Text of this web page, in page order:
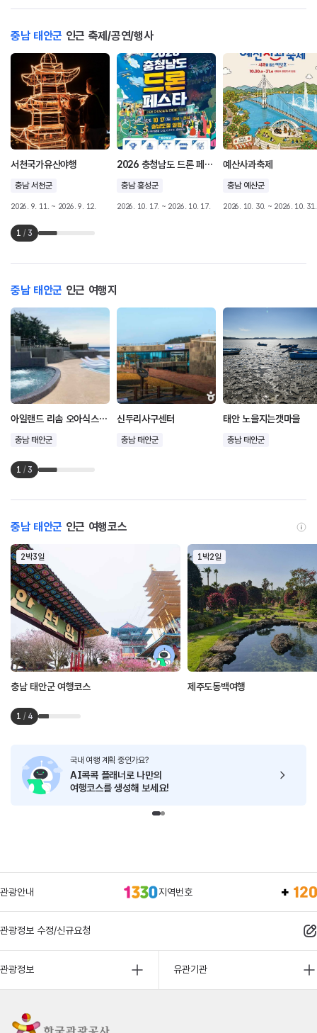
충남 태안군 인근 축제/공연/행사
서천국가유산야행
충남 서천군
2026. 9. 11. ~ 2026. 9. 12.
2026 충청남도 드론 페스타
충남 홍성군
2026. 10. 17. ~ 2026. 10. 17.
예산사과축제
충남 예산군
2026. 10. 30. ~ 2026. 10. 31.
1 / 3
충남 태안군 인근 여행지
아일랜드 리솜 오아식스 선셋스파
충남 태안군
신두리사구센터
충남 태안군
태안 노을지는갯마을
충남 태안군
1 / 3
충남 태안군 인근 여행코스
2박3일
충남 태안군 여행코스
1박2일
제주도동백여행
1 / 4
국내 여행 계획 중인가요?
AI콕콕 플래너로 나만의
여행코스를 생성해 보세요!
관광안내 지역번호
관광정보 수정/신규요청
관광정보 유관기관